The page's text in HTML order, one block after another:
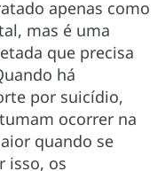
apenas como
mas é uma
que precisa
há
por suicídio,
ocorrer na
quando se
isso, os